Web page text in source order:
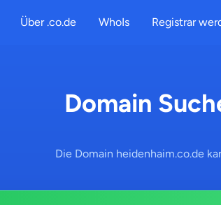
Über .co.de WhoIs Registrar
Domain
Die Domain heidenhaim.co.de